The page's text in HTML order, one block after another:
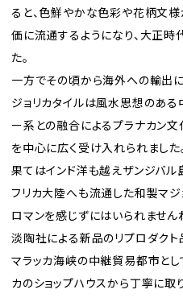
ると、色鮮やかな色彩や花柄文
価に流通するようになり、大正
た。
一方でその頃から海外への輸出
ジョリカタイルは風水思想のあ
ー系との融合によるプラナカン
を中心に広く受け入れられました
果てはインド洋も越えザンジバル
フリカ大陸へも流通した和製マジ
ロマンを感じずにはいられません
淡陶社による新品のリプロダクト
マラッカ海峡の中継貿易都市とし
カのショップハウスから丁寧に